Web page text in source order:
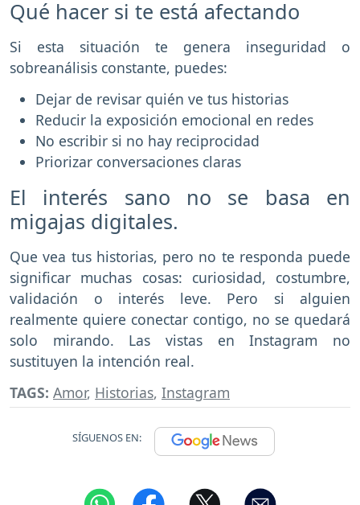
Qué hacer si te está afectando
Si esta situación te genera inseguridad o
sobreanálisis constante, puedes:
Dejar de revisar quién ve tus historias
Reducir la exposición emocional en redes
No escribir si no hay reciprocidad
Priorizar conversaciones claras
El interés sano no se basa en
migajas digitales.
Que vea tus historias, pero no te responda puede
significar muchas cosas: curiosidad, costumbre,
validación o interés leve. Pero si alguien
realmente quiere conectar contigo, no se quedará
solo mirando. Las vistas en Instagram no
sustituyen la intención real.
TAGS: Amor, Historias, Instagram
SÍGUENOS EN: